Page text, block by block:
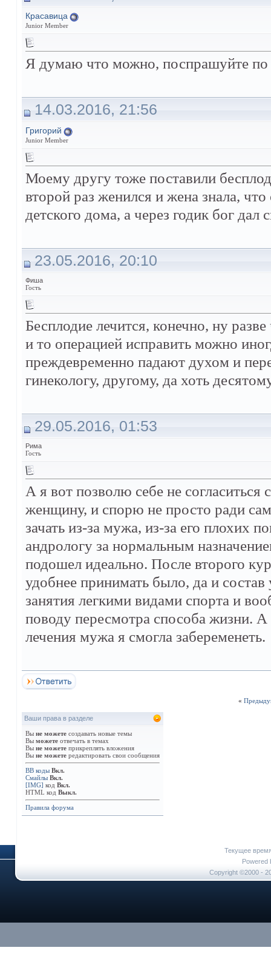
Крaсавица
Junior Member
Я думаю что можно, поспрашуйте по
14.03.2016, 21:56
Григoрий
Junior Member
Моему другу тоже поставили
второй раз женился и жена знала,
детского дома, а через годик бог дал
23.05.2016, 20:10
Фиша
Гость
Бесплодие лечится, конечно, ну
и то операцией исправить можно
преждевременно падают духом и
гинекологу, другому, да хоть
29.05.2016, 01:53
Рима
Гость
А я вот позволю себе не согласиться
женщину, и спорю не просто ради
зачать из-за мужа, из-за его плохих
андрологу за нормальным
подошел идеально. После второго
удобнее принимать было, да и
занятия легкими видами спорта и
поводу пересмотра способа жизни.
лечения мужа я смогла забеременеть.
«
Ваши права в разделе
Вы не можете создавать новые темы
Вы можете отвечать в темах
Вы не можете прикреплять вложения
Вы не можете редактировать свои сообщения
BB коды Вкл.
Смайлы Вкл.
[IMG] код Вкл.
HTML код Выкл.
Правила форума
Текущее
Powered
Copyright ©2000 -